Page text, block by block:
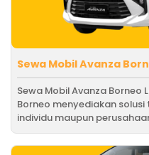
Sewa Mobil Avanza
Sewa Mobil Avanza
Borneo menyediakan
individu maupun